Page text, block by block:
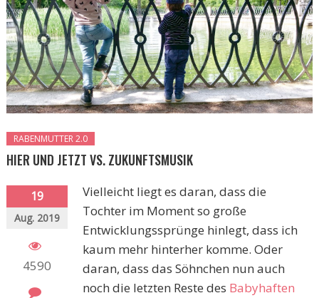
RABENMUTTER 2.0
HIER UND JETZT VS. ZUKUNFTSMUSIK
19
Aug. 2019
4590
Vielleicht liegt es daran, dass die
Tochter im Moment so große
Entwicklungssprünge hinlegt, dass ich
kaum mehr hinterher komme. Oder
daran, dass das Söhnchen nun auch
noch die letzten Reste des Babyhaften